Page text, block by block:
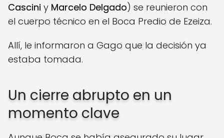
Cascini y Marcelo Delgado) se reunieron con
el cuerpo técnico en el Boca Predio de Ezeiza.
Allí, le informaron a Gago que la decisión ya
estaba tomada.
Un cierre abrupto en un
momento clave